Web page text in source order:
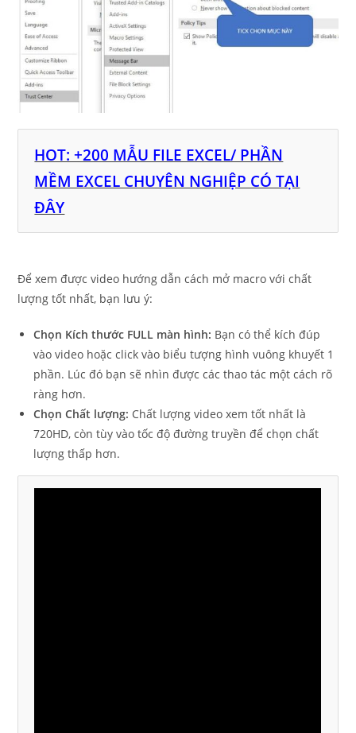
HOT: +200 MẪU FILE EXCEL/ PHẦN
MỀM EXCEL CHUYÊN NGHIỆP CÓ TẠI
ĐÂY
Để xem được video hướng dẫn cách mở macro với chất
lượng tốt nhất, bạn lưu ý:
Chọn Kích thước FULL màn hình: Bạn có thể kích đúp
vào video hoặc click vào biểu tượng hình vuông khuyết 1
phần. Lúc đó bạn sẽ nhìn được các thao tác một cách rõ
ràng hơn.
Chọn Chất lượng: Chất lượng video xem tốt nhất là
720HD, còn tùy vào tốc độ đường truyền để chọn chất
lượng thấp hơn.